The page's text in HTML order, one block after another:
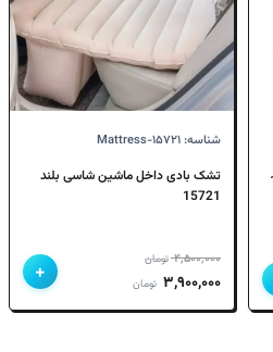
شناسه: Mattress-۱۵۷۲۱
تشک بادی داخل ماشین شاسی بلند
15721
۴,۵۰۰,۰۰۰ تومان
قیمت
اصلی
۳,۹۰۰,۰۰۰ تومانقیمت
فعلی
+